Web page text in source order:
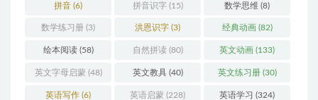
拼音 (6) 拼音识字 (15) 数学思维 (8)
数学练习册 (3) 洪恩识字 (3) 经典动画 (82)
绘本阅读(58) 自然拼读 (80) 英文动画 (133)
英文字母启蒙(48) 英文教具(40) 英文练习册(30)
英语写作 (6) 英语启蒙 (228) 英语学习 (324)